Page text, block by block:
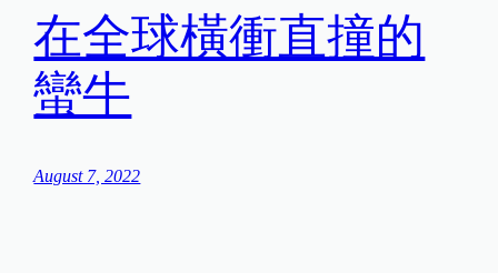
在全球橫衝直撞的
蠻牛
August 7, 2022